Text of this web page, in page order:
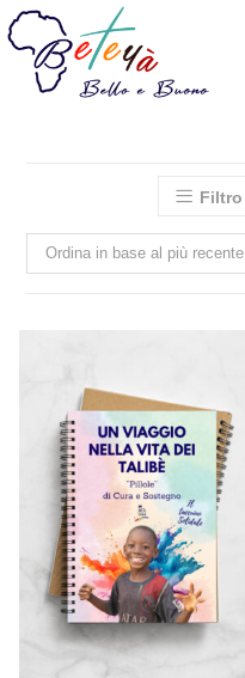
Filtro
Ordina in base al più recente